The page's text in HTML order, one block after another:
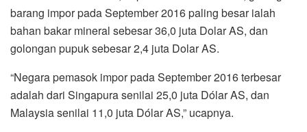
barang impor pada September 2016 paling besar ialah
bahan bakar mineral sebesar 36,0 juta Dolar AS, dan
golongan pupuk sebesar 2,4 juta Dolar AS.
“Negara pemasok impor pada September 2016 terbesar
adalah dari Singapura senilai 25,0 juta Dólar AS, dan
Malaysia senilai 11,0 juta Dólar AS,” ucapnya.